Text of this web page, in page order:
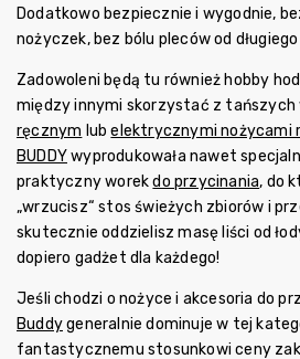
Dodatkowo bezpiecznie i wygodnie,
nożyczek, bez bólu pleców od
Zadowoleni będą tu również hobby
między innymi skorzystać z tańszych
ręcznym lubelektrycznymi nożycami
BUDDYwyprodukowała nawet
praktyczny worekdo przycinania, do
„wrzucisz“ stos świeżych zbiorów i
skutecznie oddzielisz masę liści od
dopiero gadżet dla każdego!
Jeśli chodzi o nożyce i akcesoria do
Buddygeneralnie dominuje w tej
fantastycznemu stosunkowi ceny